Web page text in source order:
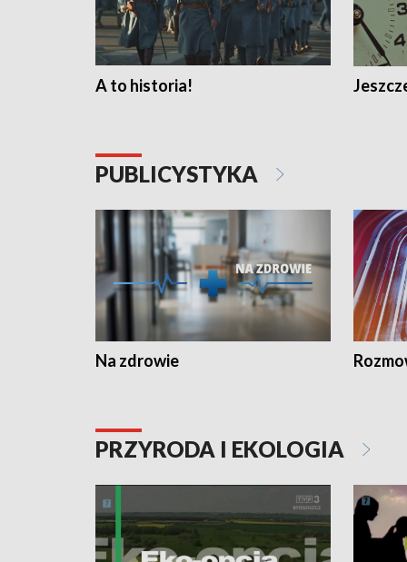
A to historia!
PUBLICYSTYKA
Na zdrowie
PRZYRODA I EKOLOGIA